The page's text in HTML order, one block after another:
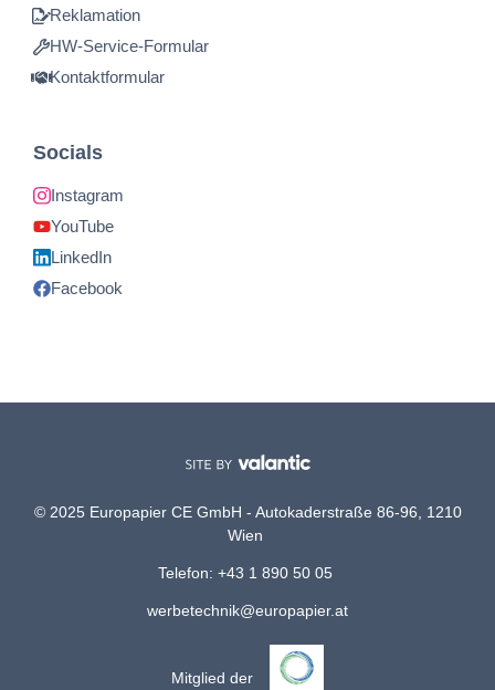
Reklamation
HW-Service-Formular
Kontaktformular
Socials
Instagram
YouTube
LinkedIn
Facebook
© 2025 Europapier CE GmbH - Autokaderstraße 86-96, 1210
Wien
Telefon: +43 1 890 50 05
werbetechnik@europapier.at
Mitglied der